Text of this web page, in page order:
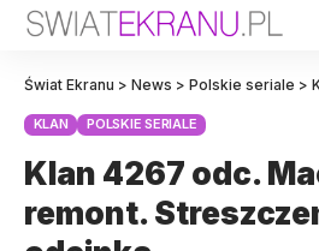
Świat Ekranu > News > Polskie seriale >
KLAN POLSKIE SERIALE
Klan 4267 odc.
remont.